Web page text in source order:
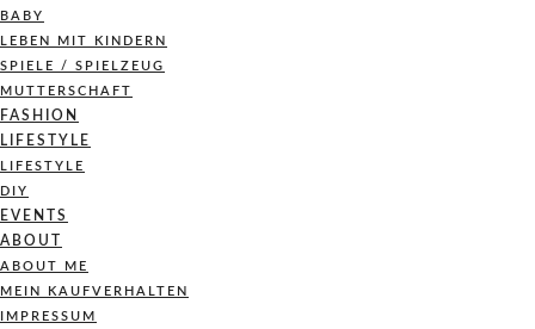
BABY
LEBEN MIT KINDERN
SPIELE / SPIELZEUG
MUTTERSCHAFT
FASHION
LIFESTYLE
LIFESTYLE
DIY
EVENTS
ABOUT
ABOUT ME
MEIN KAUFVERHALTEN
IMPRESSUM